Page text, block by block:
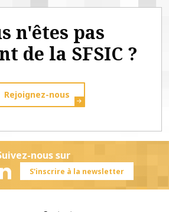
n'êtes pas
de la SFSIC ?
Rejoignez-nous
nous sur
S'inscrire à la newsletter